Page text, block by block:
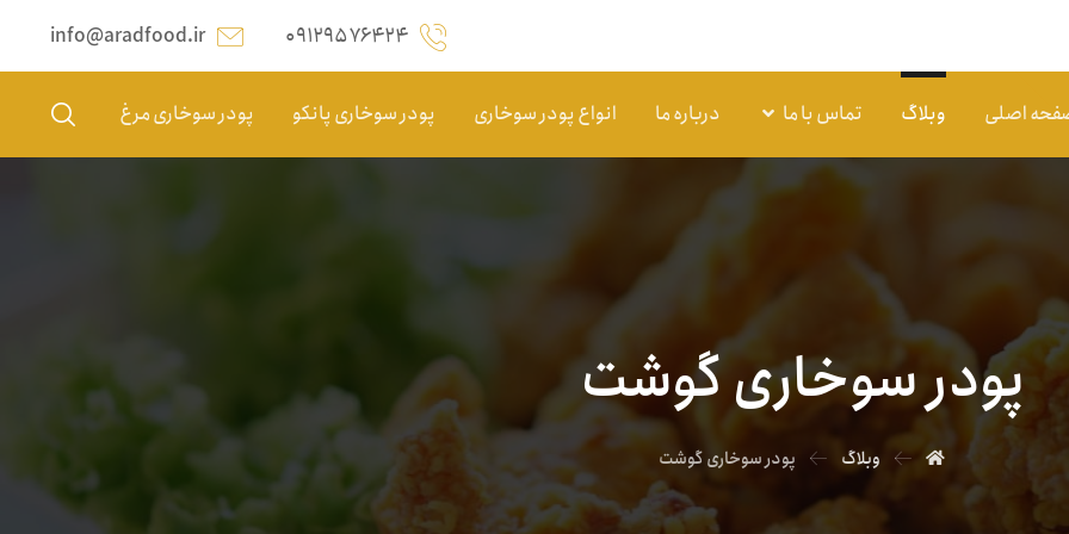
info@aradfood.ir ۰۹۱۲۹۵۷۶۴۲۴
اصلی وبلاگ تماس با ما درباره ما انواع پودر سوخاری پودر سوخاری پانکو پودر سوخاری مرغ
پودر سوخاری گوشت
وبلاگ پودر سوخاری گوشت